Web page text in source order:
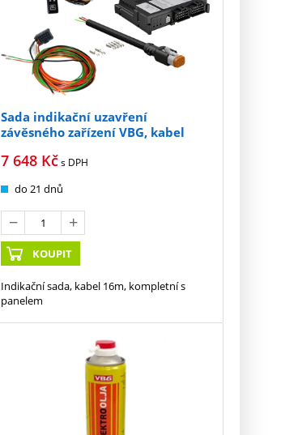
Sada indikační uzavření
závěsného zařízení VBG, kabel
7 648 Kčs DPH
do 21 dnů
KOUPIT
Indikační sada, kabel 16m, kompletní s
panelem